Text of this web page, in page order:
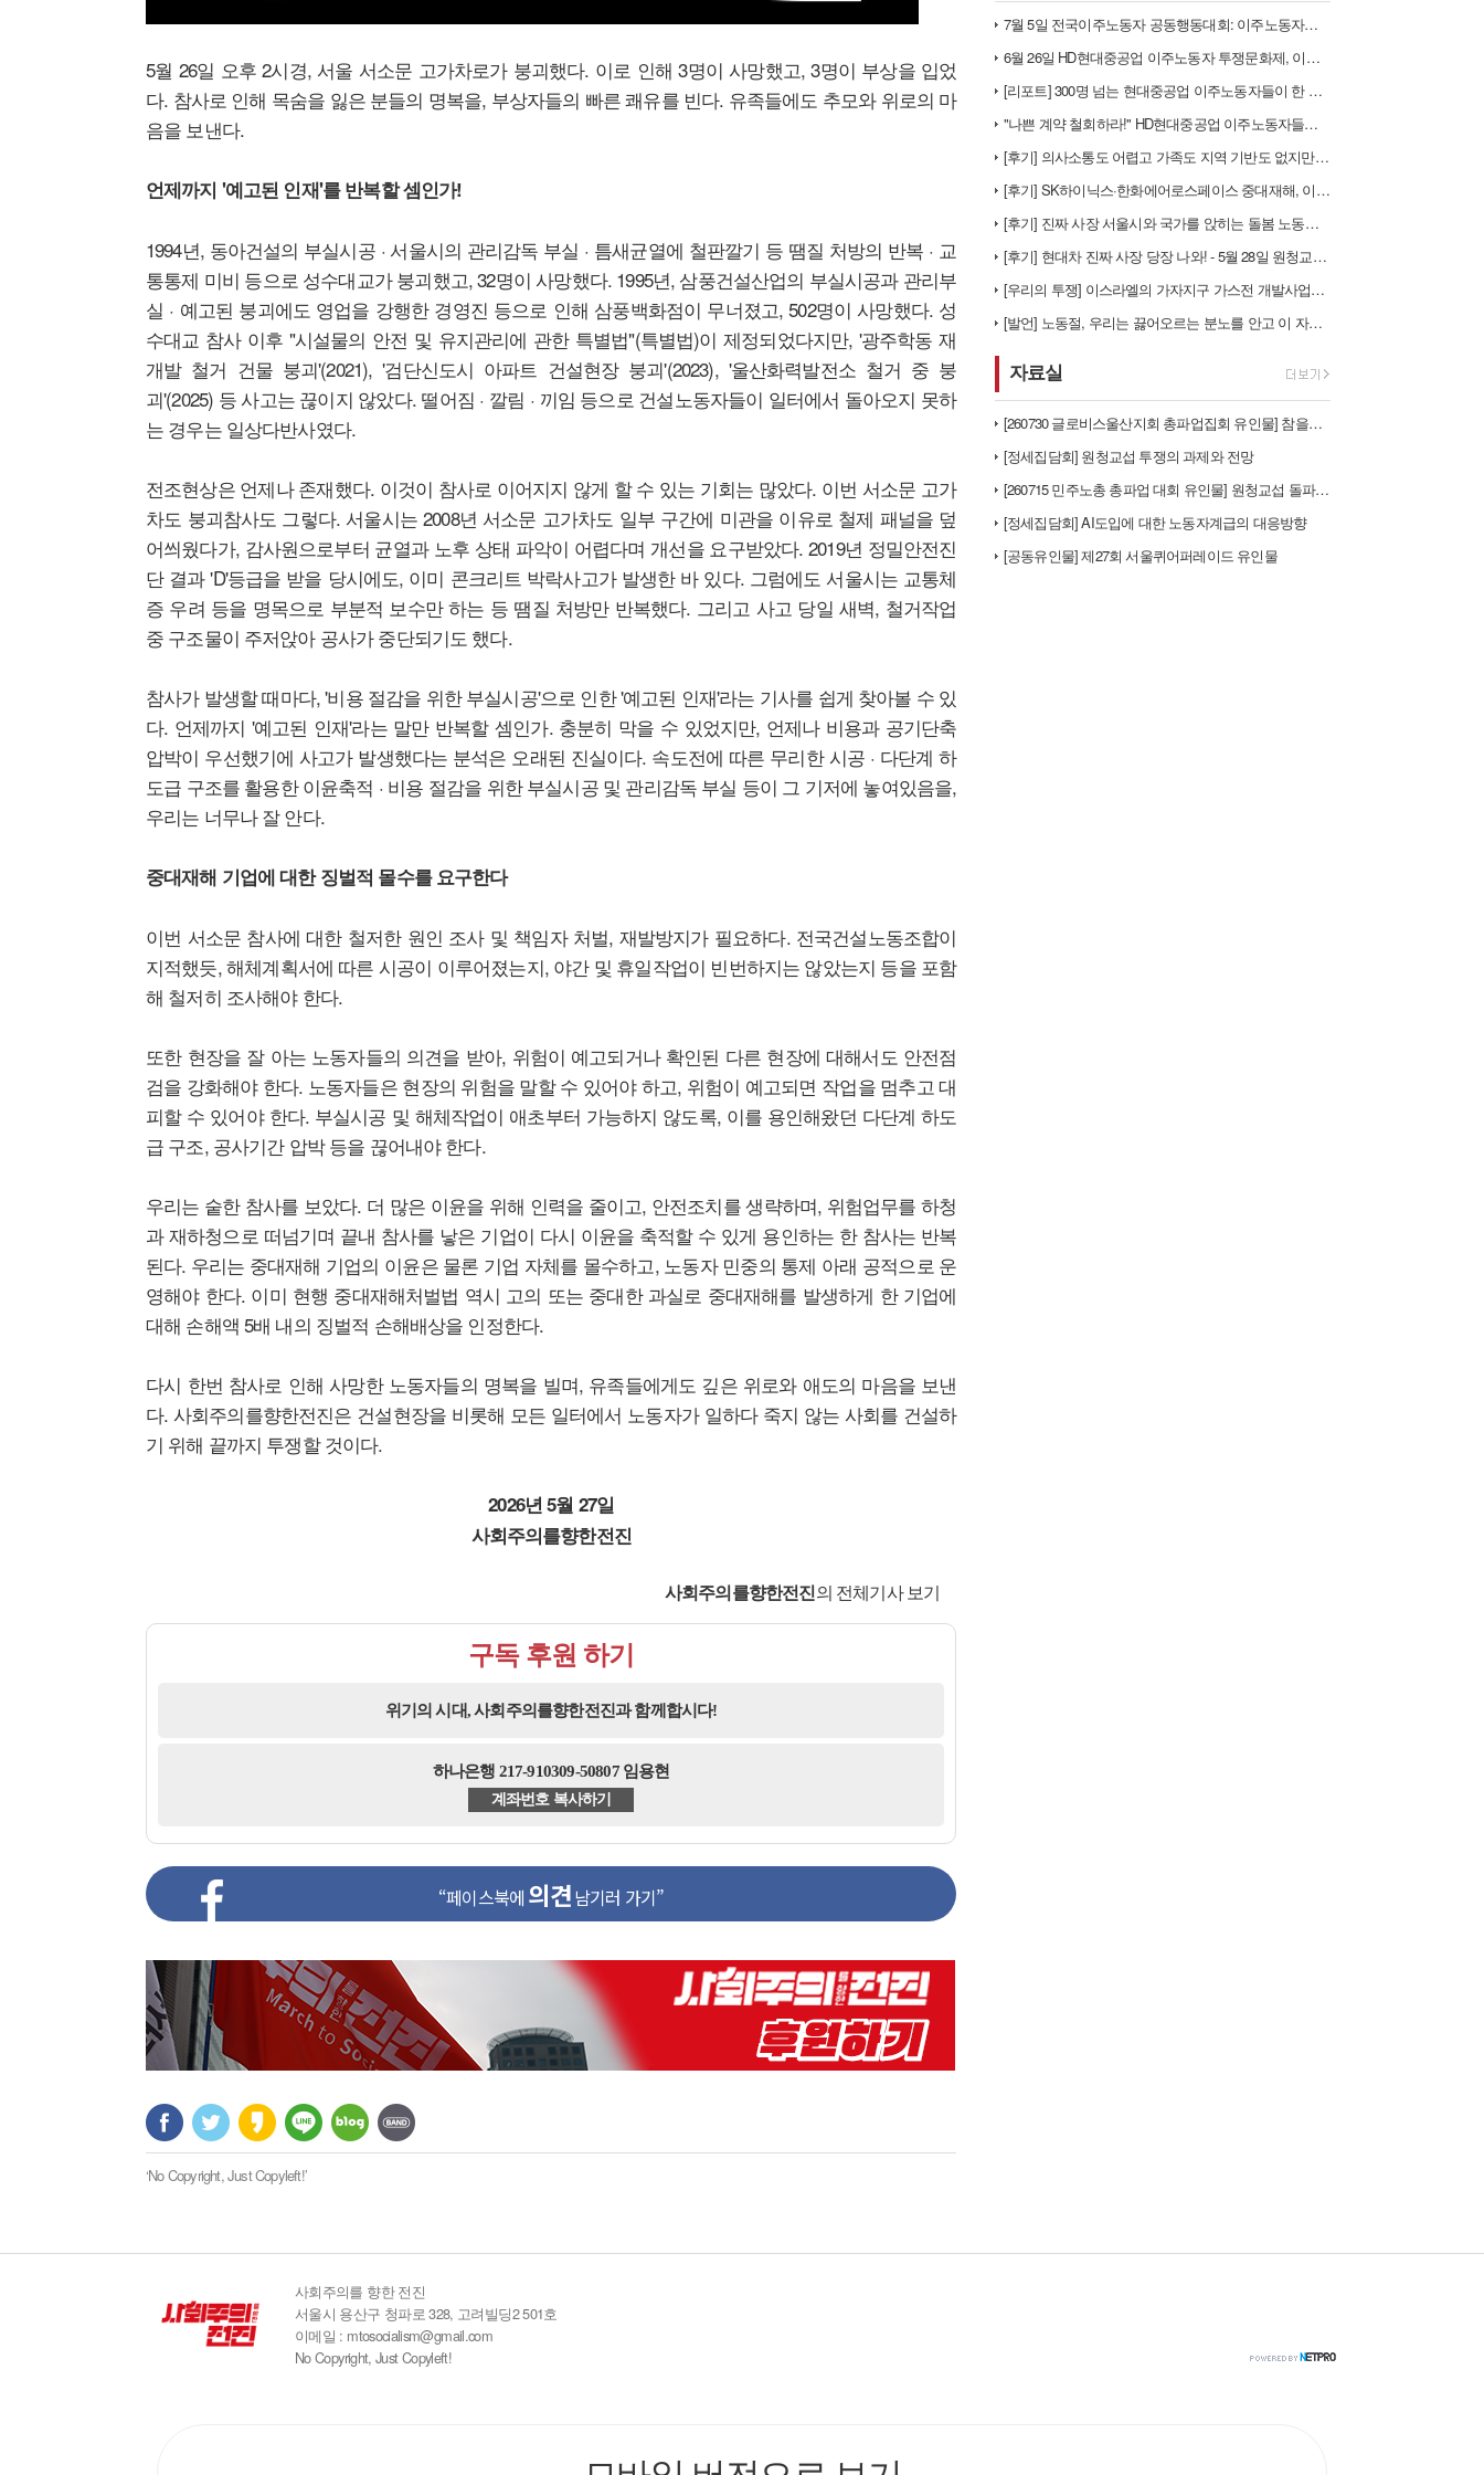
5월 26일 오후 2시경, 서울 서소문 고가차로가 붕괴했다. 이로 인해 3명이 사망했고, 3명이 부상을 입었
다. 참사로 인해 목숨을 잃은 분들의 명복을, 부상자들의 빠른 쾌유를 빈다. 유족들에도 추모와 위로의 마
음을 보낸다.
언제까지 '예고된 인재'를 반복할 셈인가!
1994년, 동아건설의 부실시공 · 서울시의 관리감독 부실 · 틈새균열에 철판깔기 등 땜질 처방의 반복 · 교
통통제 미비 등으로 성수대교가 붕괴했고, 32명이 사망했다. 1995년, 삼풍건설산업의 부실시공과 관리부
실 · 예고된 붕괴에도 영업을 강행한 경영진 등으로 인해 삼풍백화점이 무너졌고, 502명이 사망했다. 성
수대교 참사 이후 "시설물의 안전 및 유지관리에 관한 특별법"(특별법)이 제정되었다지만, '광주학동 재
개발 철거 건물 붕괴'(2021), '검단신도시 아파트 건설현장 붕괴'(2023), '울산화력발전소 철거 중 붕
괴'(2025) 등 사고는 끊이지 않았다. 떨어짐 · 깔림 · 끼임 등으로 건설노동자들이 일터에서 돌아오지 못하
는 경우는 일상다반사였다.
전조현상은 언제나 존재했다. 이것이 참사로 이어지지 않게 할 수 있는 기회는 많았다. 이번 서소문 고가
차도 붕괴참사도 그렇다. 서울시는 2008년 서소문 고가차도 일부 구간에 미관을 이유로 철제 패널을 덮
어씌웠다가, 감사원으로부터 균열과 노후 상태 파악이 어렵다며 개선을 요구받았다. 2019년 정밀안전진
단 결과 'D'등급을 받을 당시에도, 이미 콘크리트 박락사고가 발생한 바 있다. 그럼에도 서울시는 교통체
증 우려 등을 명목으로 부분적 보수만 하는 등 땜질 처방만 반복했다. 그리고 사고 당일 새벽, 철거작업
중 구조물이 주저앉아 공사가 중단되기도 했다.
참사가 발생할 때마다, '비용 절감을 위한 부실시공'으로 인한 '예고된 인재'라는 기사를 쉽게 찾아볼 수 있
다. 언제까지 '예고된 인재'라는 말만 반복할 셈인가. 충분히 막을 수 있었지만, 언제나 비용과 공기단축
압박이 우선했기에 사고가 발생했다는 분석은 오래된 진실이다. 속도전에 따른 무리한 시공 · 다단계 하
도급 구조를 활용한 이윤축적 · 비용 절감을 위한 부실시공 및 관리감독 부실 등이 그 기저에 놓여있음을,
우리는 너무나 잘 안다.
중대재해 기업에 대한 징벌적 몰수를 요구한다
이번 서소문 참사에 대한 철저한 원인 조사 및 책임자 처벌, 재발방지가 필요하다. 전국건설노동조합이
지적했듯, 해체계획서에 따른 시공이 이루어졌는지, 야간 및 휴일작업이 빈번하지는 않았는지 등을 포함
해 철저히 조사해야 한다.
또한 현장을 잘 아는 노동자들의 의견을 받아, 위험이 예고되거나 확인된 다른 현장에 대해서도 안전점
검을 강화해야 한다. 노동자들은 현장의 위험을 말할 수 있어야 하고, 위험이 예고되면 작업을 멈추고 대
피할 수 있어야 한다. 부실시공 및 해체작업이 애초부터 가능하지 않도록, 이를 용인해왔던 다단계 하도
급 구조, 공사기간 압박 등을 끊어내야 한다.
우리는 숱한 참사를 보았다. 더 많은 이윤을 위해 인력을 줄이고, 안전조치를 생략하며, 위험업무를 하청
과 재하청으로 떠넘기며 끝내 참사를 낳은 기업이 다시 이윤을 축적할 수 있게 용인하는 한 참사는 반복
된다. 우리는 중대재해 기업의 이윤은 물론 기업 자체를 몰수하고, 노동자 민중의 통제 아래 공적으로 운
영해야 한다. 이미 현행 중대재해처벌법 역시 고의 또는 중대한 과실로 중대재해를 발생하게 한 기업에
대해 손해액 5배 내의 징벌적 손해배상을 인정한다.
다시 한번 참사로 인해 사망한 노동자들의 명복을 빌며, 유족들에게도 깊은 위로와 애도의 마음을 보낸
다. 사회주의를향한전진은 건설현장을 비롯해 모든 일터에서 노동자가 일하다 죽지 않는 사회를 건설하
기 위해 끝까지 투쟁할 것이다.
2026년 5월 27일
사회주의를향한전진
사회주의를향한전진의 전체기사 보기
구독 후원 하기
위기의 시대, 사회주의를향한전진과 함께합시다!
하나은행 217-910309-50807 임용현
계좌번호 복사하기
“페이스북에 의견남기러 가기”
‘No Copyright, Just Copyleft!’
7월 5일 전국이주노동자 공동행동대회: 이주노동자들이 노동조합 가입을 선…
6월 26일 HD현대중공업 이주노동자 투쟁문화제, 이주노동자들의 함성과 …
[리포트] 300명 넘는 현대중공업 이주노동자들이 한 자리에 모이다
"나쁜 계약 철회하라!" HD현대중공업 이주노동자들이 일어서다
[후기] 의사소통도 어렵고 가족도 지역 기반도 없지만, 민주노조의 길이 …
[후기] SK하이닉스·한화에어로스페이스 중대재해, 이윤 위해 생명안전을 …
[후기] 진짜 사장 서울시와 국가를 앉히는 돌봄 노동자 투쟁을 위해
[후기] 현대차 진짜 사장 당장 나와! - 5월 28일 원청교섭 불응 현…
[우리의 투쟁] 이스라엘의 가자지구 가스전 개발사업에 참여하는 한국석유공…
[발언] 노동절, 우리는 끓어오르는 분노를 안고 이 자리에 섰습니다
자료실
[260730 글로비스울산지회 총파업집회 유인물] 참을만큼 참았다! 총단…
[정세집담회] 원청교섭 투쟁의 과제와 전망
[260715 민주노총 총파업 대회 유인물] 원청교섭 돌파구 - 7월 총…
[정세집담회] AI도입에 대한 노동자계급의 대응방향
[공동유인물] 제27회 서울퀴어퍼레이드 유인물
사회주의를 향한 전진
서울시 용산구 청파로 328, 고려빌딩2 501호
이메일 : mtosocialism@gmail.com
No Copyright, Just Copyleft!